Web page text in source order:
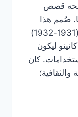
قصص
صُمم هذا
المبنى الراقي في أوائل الثلاثينيات (1931-1932)
ليكون
كان
والثقافية؛